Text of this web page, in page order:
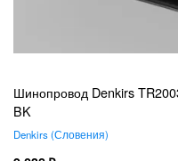
Шинопровод Denkirs
BK
Denkirs Словения